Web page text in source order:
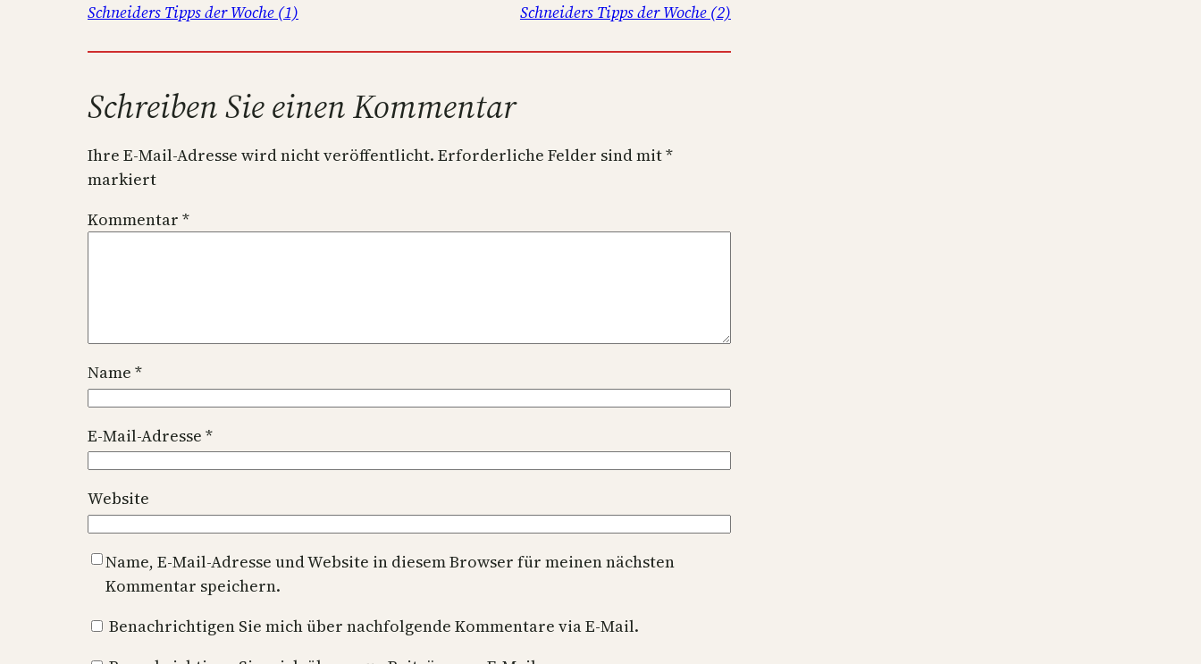
Schneiders Tipps der Woche (1) Schneiders Tipps der Woche (2)
Schreiben Sie einen Kommentar
Ihre E-Mail-Adresse wird nicht veröffentlicht. Erforderliche Felder sind mit*
markiert
Kommentar *
Name *
E-Mail-Adresse *
Website
Name, E-Mail-Adresse und Website in diesem Browser für meinen nächsten
Kommentar speichern.
Benachrichtigen Sie mich über nachfolgende Kommentare via E-Mail.